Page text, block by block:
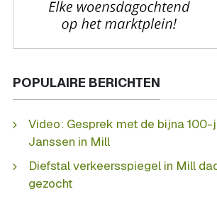
POPULAIRE BERICHTEN
Video: Gesprek met de bijna 100-
Janssen in Mill
Diefstal verkeersspiegel in Mill
gezocht